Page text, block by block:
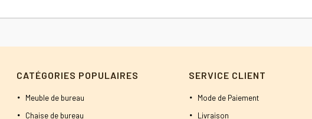
CATÉGORIES POPULAIRES
Meuble de bureau
Chaise de bureau
SERVICE CLIENT
Mode de Paiement
Livraison